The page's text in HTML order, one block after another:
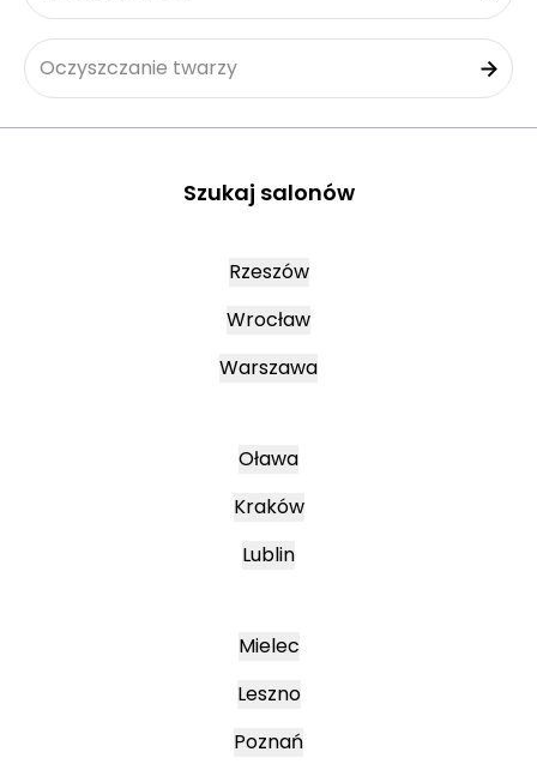
Oczyszczanie twarzy
Szukaj salonów
Rzeszów
Wrocław
Warszawa
Oława
Kraków
Lublin
Mielec
Leszno
Poznań